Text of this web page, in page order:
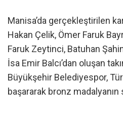
Manisa’da gerçekleştirilen
Hakan Çelik, Ömer Faruk
Faruk Zeytinci, Batuhan
İsa Emir Balcı’dan oluşan
Büyükşehir Belediyespor,
başararak bronz madalyanın